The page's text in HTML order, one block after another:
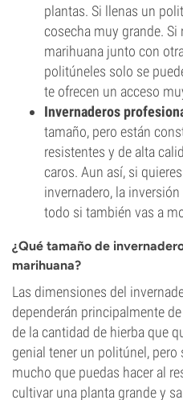
plantas. Si llenas un
cosecha muy grande.
marihuana junto con
politúneles solo se
te ofrecen un acceso
Invernaderos
tamaño, pero están
resistentes y de alta
caros. Aun así, si
invernadero, la
todo si también vas a
¿Qué tamaño de
marihuana?
Las dimensiones del
dependerán principalmente
de la cantidad de hierba que
genial tener un politúnel,
mucho que puedas hacer al
cultivar una planta grande y